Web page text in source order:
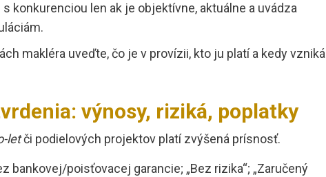
s konkurenciou len ak je objektívne, aktuálne a uvádza
makléra uveďte, čo je v provízii, kto ju platí a kedy vzniká
výnosy, riziká, poplatky
letči podielových projektov platí zvýšená prísnosť.
bankovej/poisťovacej garancie; „Bez rizika“; „Zaručený